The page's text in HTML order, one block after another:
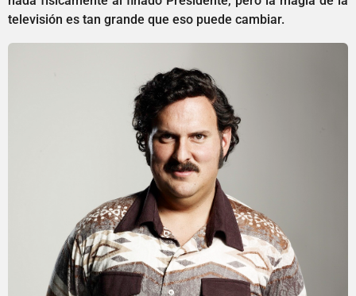
televisión es tan grande que eso puede cambiar.